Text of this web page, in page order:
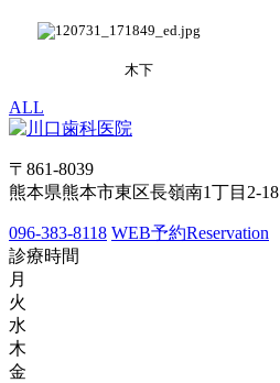
木下
ALL
〒861-8039
熊本県熊本市東区長嶺南1丁目2-18
096-383-8118 WEB予約Reservation
診療時間
月
火
水
木
金